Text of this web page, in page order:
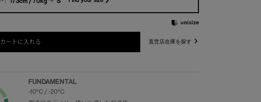
カートに入れる 直営店在庫を探す
FUNDAMENTAL
-10°C / -20°C